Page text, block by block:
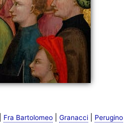
Fra Bartolomeo| Granacci|
Perugino